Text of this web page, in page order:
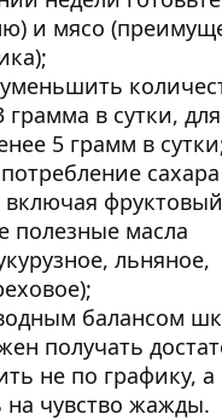
и мясо
грамма в сутки, для
5 грамм в
включая
полезные масла
льняное,
балансом
получать
не по графику, а
на чувство жажды.